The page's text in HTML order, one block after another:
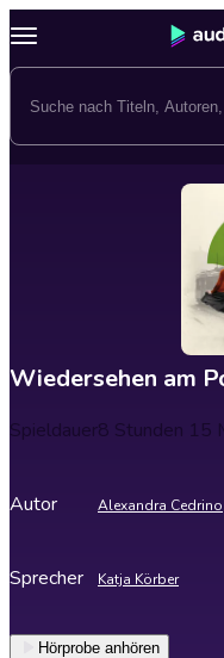
Wiedersehen am
Spieldauer8 Stunden 15
Autor Alexandra Cedrino
Sprecher Katja Körber
Hörprobe anhören